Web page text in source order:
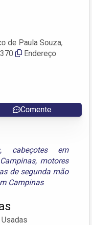
de Paula Souza,
Endereço
Comente
, cabeçotes em
, motores
de segunda mão
Campinas